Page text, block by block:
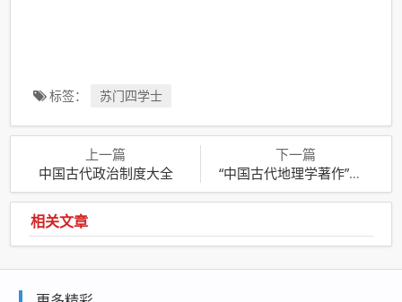
标签： 苏门四学士
上一篇
中国古代政治制度大全
下一篇
“中国古代地理学著作”考点汇总
相关文章